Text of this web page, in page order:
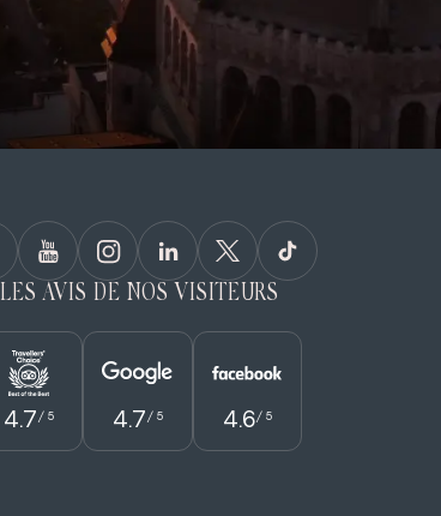
LES AVIS DE NOS VISITEURS
4.7 / 5 4.7 / 5 4.6/ 5